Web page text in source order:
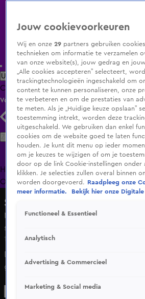
Uitzending Gemist Populaire programma's
ClipsFilmsRadioSmart TV inlogShop
Volg KIJK
Zoeken
HomeUitzending Gemist Programma's
OranjezomerLivestreamsShop
Shownieuws
Meilandjes willen Code Rosé toch
sterrenmakelaar Leslie de Ruiter
10 apr 2025, 11:05
De Meilandjes willen hun pension
gaan verkopen, sterrenmakelaar
Jouw cookievoorkeuren
Wij en onze29 partners gebruiken
technieken om informatie te verzamelen
van onze website(s), jouw gedrag en
„Alle cookies accepteren” selecteert,
trackingtechnologieën ingeschakeld om
content te kunnen personaliseren, onze
te verbeteren en om de prestaties van
te meten. Als je „Huidige keuze opslaan”
toestemming intrekt, worden deze
uitgeschakeld. We gebruiken dan enkel
cookies om de website goed te laten
houden. Je kunt dit menu op ieder
om je keuzes te wijzigen of om je
door op de link Cookie-instellingen onder
klikken. Je selecties zullen overal binnen
worden doorgevoerd.
Raadpleeg onze
meer informatie.
Bekijk hier onze Digitale
Functioneel & Essentieel
Analytisch
Advertising & Commercieel
Marketing & Social media